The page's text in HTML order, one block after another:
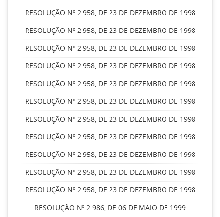
RESOLUÇÃO Nº 2.958, DE 23 DE DEZEMBRO DE 1998
RESOLUÇÃO Nº 2.958, DE 23 DE DEZEMBRO DE 1998
RESOLUÇÃO Nº 2.958, DE 23 DE DEZEMBRO DE 1998
RESOLUÇÃO Nº 2.958, DE 23 DE DEZEMBRO DE 1998
RESOLUÇÃO Nº 2.958, DE 23 DE DEZEMBRO DE 1998
RESOLUÇÃO Nº 2.958, DE 23 DE DEZEMBRO DE 1998
RESOLUÇÃO Nº 2.958, DE 23 DE DEZEMBRO DE 1998
RESOLUÇÃO Nº 2.958, DE 23 DE DEZEMBRO DE 1998
RESOLUÇÃO Nº 2.958, DE 23 DE DEZEMBRO DE 1998
RESOLUÇÃO Nº 2.958, DE 23 DE DEZEMBRO DE 1998
RESOLUÇÃO Nº 2.958, DE 23 DE DEZEMBRO DE 1998
RESOLUÇÃO Nº 2.986, DE 06 DE MAIO DE 1999